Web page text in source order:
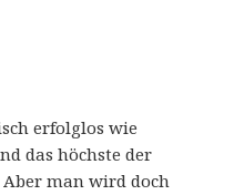
erfolglos wie
das höchste der
Aber man wird doch